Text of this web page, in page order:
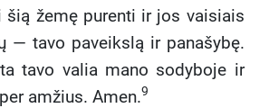
šią žemę purenti ir jos vaisiais
— tavo paveikslą ir panašybę.
tavo valia mano sodyboje ir
amžius. Amen.9